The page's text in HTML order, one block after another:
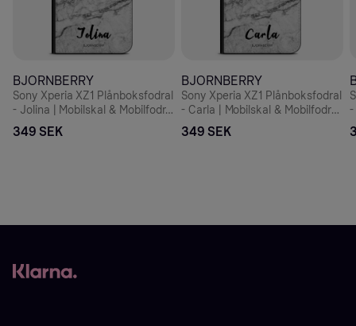
BJORNBERRY
Sony Xperia XZ1 Plånboksfodral
- Jolina | Mobilskal & Mobilfodral
BJORNBERRY
349 SEK
BJORNBERRY
Sony Xperia XZ1 Plånboksfodral
- Carla | Mobilskal & Mobilfodral
BJORNBERRY
349 SEK
-